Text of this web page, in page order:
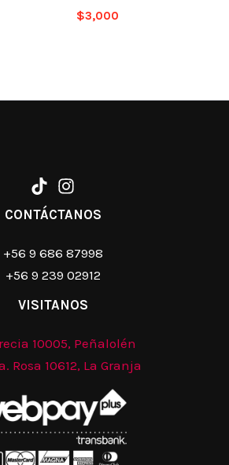
$3,000
CONTÁCTANOS
+56 9 686 87998
+56 9 239 02912
VISITANOS
10005, Peñalolén
Rosa 10612, La Granja